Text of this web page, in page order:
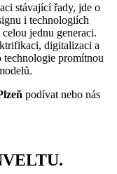
stávající řady, jde o
i technologiích
jednu generaci.
digitalizaci a
promítnou
podívat nebo nás